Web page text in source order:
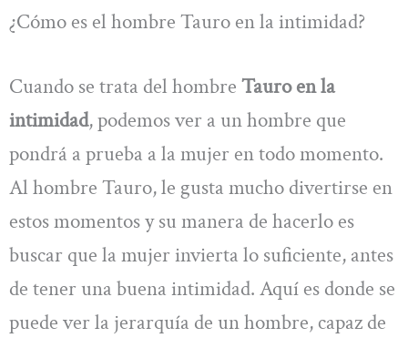
¿Cómo es el hombre Tauro en la intimidad?
Cuando se trata del hombre Tauro en la
intimidad, podemos ver a un hombre que
pondrá a prueba a la mujer en todo momento.
Al hombre Tauro, le gusta mucho divertirse en
estos momentos y su manera de hacerlo es
buscar que la mujer invierta lo suficiente, antes
de tener una buena intimidad. Aquí es donde se
puede ver la jerarquía de un hombre, capaz de